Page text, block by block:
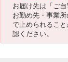
お届け先は「ご
お勤め先・事業
で止められるこ
認ください。